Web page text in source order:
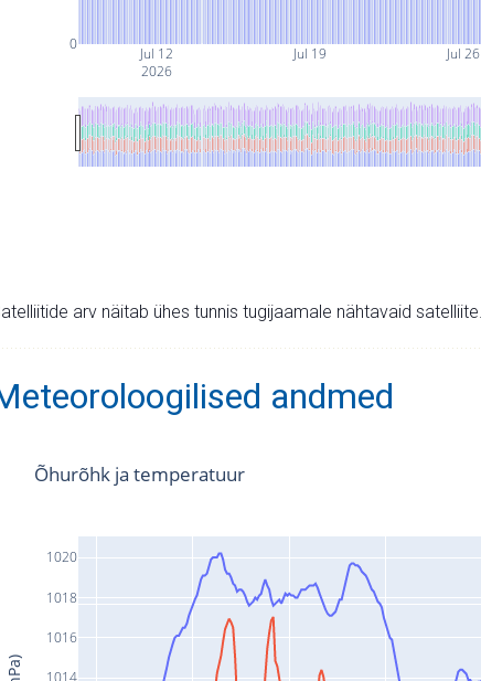
Jul 12
2026
Jul 19 Jul 26
0
arv näitab ühes tunnis tugijaamale nähtavaid satelliite.
andmed
1014
1016
1018
1020
Õhurõhk ja temperatuur